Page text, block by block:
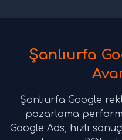
Şanlıurfa
Şanlıurfa Google
pazarlama
Google Ads, hızlı